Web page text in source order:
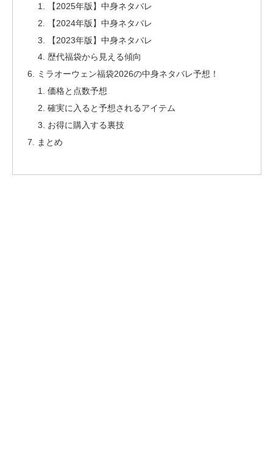
【2025年版】中身ネタバレ
【2024年版】中身ネタバレ
【2023年版】中身ネタバレ
歴代福袋から見える傾向
ミラオーウェン福袋2026の中身ネタバレ予想！
価格と点数予想
確実に入ると予想されるアイテム
お得に購入する裏技
まとめ